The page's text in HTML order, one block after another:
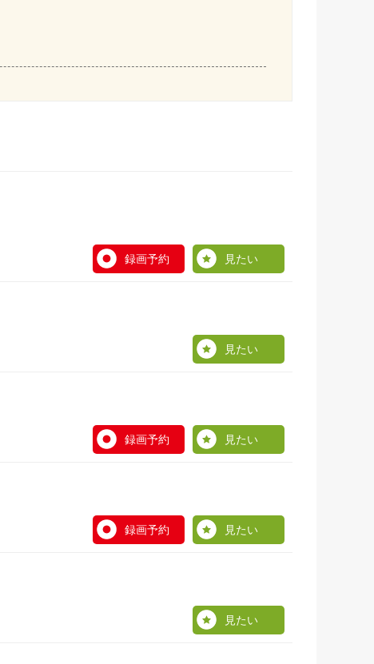
録画予約 見たい
見たい
録画予約 見たい
録画予約 見たい
見たい